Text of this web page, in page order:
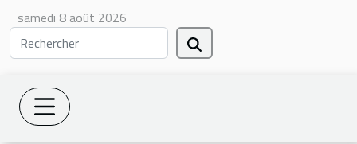
samedi 8 août 2026